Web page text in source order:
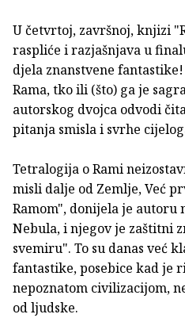
U četvrtoj, završnoj, knjizi
raspliće i razjašnjava u
djela znanstvene
Rama, tko ili (što) ga je
autorskog dvojca odvodi
pitanja smisla i svrhe
Tetralogija o Rami
misli dalje od Zemlje, Već
Ramom", donijela je autoru
Nebula, i njegov je zaštitni
svemiru". To su danas već
fantastike, posebice kad je
nepoznatom civilizacijom,
od ljudske.